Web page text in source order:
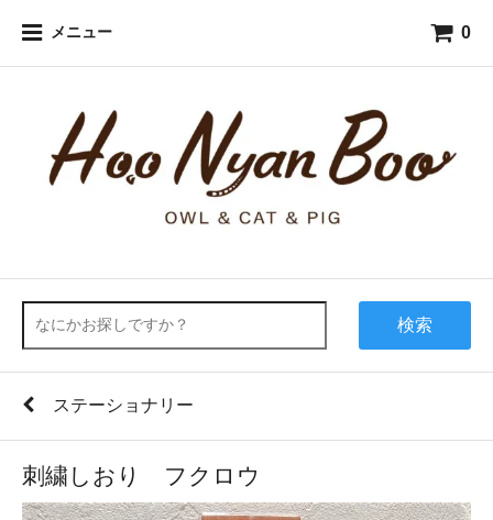
メニュー 0
検索
ステーショナリー
刺繍しおり フクロウ